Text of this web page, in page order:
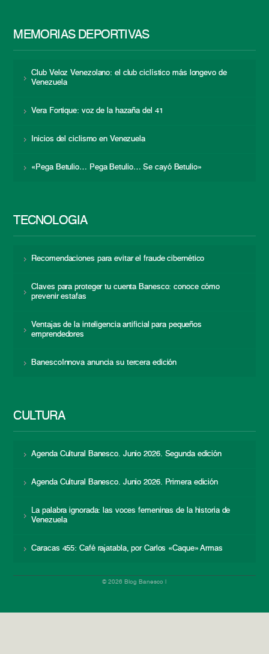
MEMORIAS DEPORTIVAS
Club Veloz Venezolano: el club ciclístico más longevo de
Venezuela
Vera Fortique: voz de la hazaña del 41
Inicios del ciclismo en Venezuela
«Pega Betulio… Pega Betulio… Se cayó Betulio»
TECNOLOGÍA
Recomendaciones para evitar el fraude cibernético
Claves para proteger tu cuenta Banesco: conoce cómo
prevenir estafas
Ventajas de la inteligencia artificial para pequeños
emprendedores
BanescoInnova anuncia su tercera edición
CULTURA
Agenda Cultural Banesco. Junio 2026. Segunda edición
Agenda Cultural Banesco. Junio 2026. Primera edición
La palabra ignorada: las voces femeninas de la historia de
Venezuela
Caracas 455: Café rajatabla, por Carlos «Caque» Armas
© 2026 Blog Banesco |